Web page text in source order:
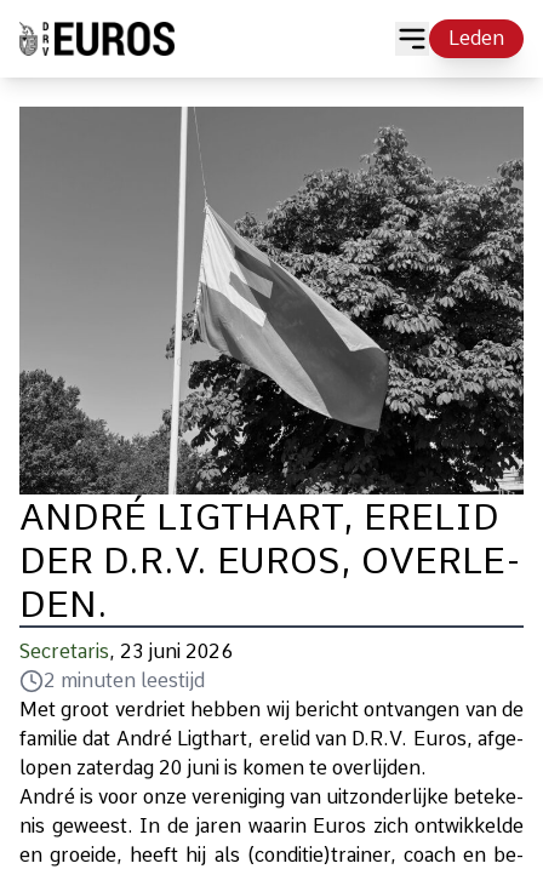
Leden
AN­DRÉ LIGT­HART, ERE­LID
DER D.R.V. EU­ROS, OVER­LE­
DEN.
Secretaris, 23 juni 2026
2 minuten leestijd
Met groot ver­driet heb­ben wij be­richt ont­van­gen van de
fa­mi­lie dat An­dré Ligt­hart, ere­lid van D.R.V. Eu­ros, af­ge­
lo­pen za­ter­dag 20 juni is ko­men te over­lij­den.
An­dré is voor onze ver­e­ni­ging van uit­zon­der­lij­ke be­te­ke­
nis ge­weest. In de ja­ren waar­in Eu­ros zich ont­wik­kel­de
en groei­de, heeft hij als (con­di­tie)trai­ner, coach en be­